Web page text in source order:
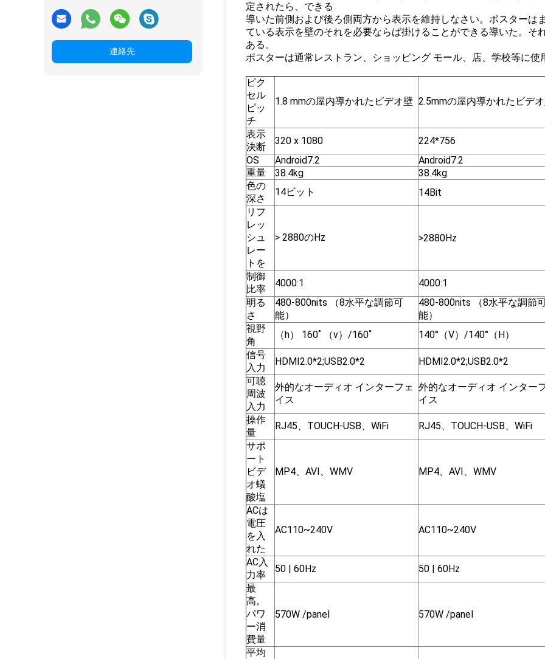
連絡先
定されたら、できる
導いた前側および後ろ側両方から表示を維持しなさい。ポスターは
ている表示を壁のそれを必要ならば掛けることができる導いた。そ
ある。
ポスターは通常レストラン、ショッピング モール、店、学校等に使
ピク
セル
ピッ
チ
1.8 mmの屋内導かれたビデオ壁 2.5mmの屋内導かれたビデ
表示
決断
320 x 1080
224*756
OS
Android7.2
Android7.2
重量
38.4kg
38.4kg
色の
深さ
14ビット
14Bit
リフ
レッ
シュ
レー
トを
> 2880のHz >2880Hz
制御
比率
4000:1
4000:1
明る
さ
480-800nits （8水平な調節可
能）
480-800nits （8水平な調節
能）
視野
角
（h） 160˚ （v）/160˚
140°（V）/140°（H）
信号
入力
HDMI2.0*2;USB2.0*2
HDMI2.0*2;USB2.0*2
可聴
周波
入力
外的なオーディオ インターフェ
イス
外的なオーディオ インター
イス
操作
量
RJ45、TOUCH-USB、WiFi
RJ45、TOUCH-USB、WiFi
サポ
ート
ビデ
オ蟻
酸塩
MP4、AVI、WMV MP4、AVI、WMV
ACは
電圧
を入
れた
AC110~240V AC110~240V
AC入
力率
50 | 60Hz
50 | 60Hz
最
高。
パワ
ー消
費量
570W /panel 570W /panel
平均